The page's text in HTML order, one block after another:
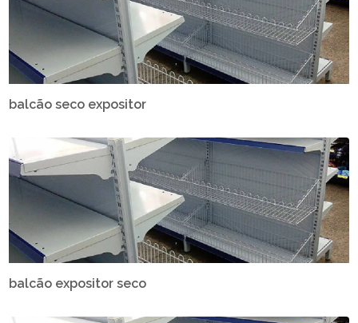
balcão seco expositor
balcão expositor seco